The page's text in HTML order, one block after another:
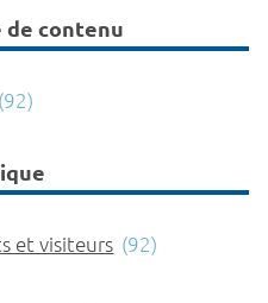
de contenu
(92)
et visiteurs (92)